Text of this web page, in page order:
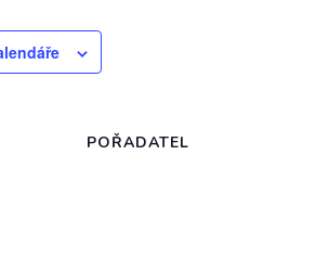
POŘADATEL